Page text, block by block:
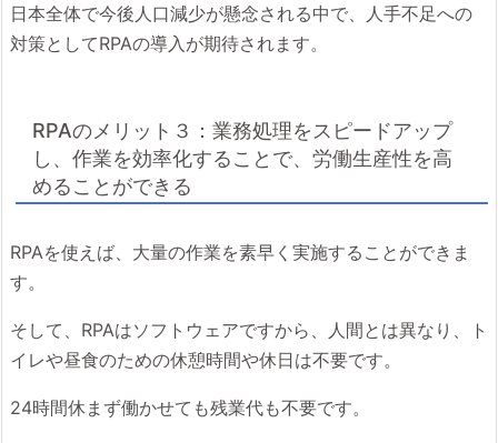
日本全体で今後人口減少が懸念される中で、人手不足への
対策としてRPAの導入が期待されます。
RPAのメリット３：業務処理をスピードアップ
し、作業を効率化することで、労働生産性を高
めることができる
RPAを使えば、大量の作業を素早く実施することができま
す。
そして、RPAはソフトウェアですから、人間とは異なり、ト
イレや昼食のための休憩時間や休日は不要です。
24時間休まず働かせても残業代も不要です。